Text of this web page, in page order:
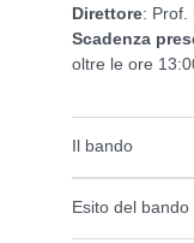
Direttore: Prof.
Scadenza
oltre le ore
Il bando
Esito del bando